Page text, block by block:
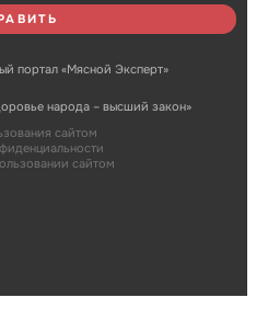
портал «Мясной Эксперт»
народа – высший закон»
сайтом
сайтом